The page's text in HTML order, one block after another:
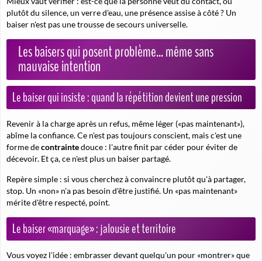
plutôt du silence, un verre d'eau, une présence assise à côté ? Un
baiser n'est pas une trousse de secours universelle.
Les baisers qui posent problème... même sans
mauvaise intention
Le baiser qui insiste : quand la répétition devient une pression
Revenir à la charge après un refus, même léger («pas maintenant»),
abîme la confiance. Ce n'est pas toujours conscient, mais c'est une
forme decontraintedouce : l'autre finit par céder pour éviter de
décevoir. Et ça, ce n'est plus un baiser partagé.
Repère simple : si vous cherchez à convaincre plutôt qu'à partager,
stop. Un «non» n'a pas besoin d'être justifié. Un «pas maintenant»
mérite d'être respecté, point.
Le baiser «marquage» : jalousie et territoire
Vous voyez l'idée : embrasser devant quelqu'un pour «montrer» que